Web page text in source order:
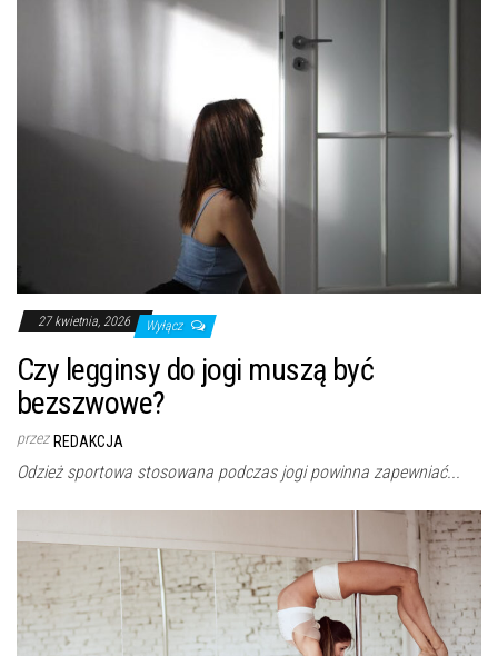
27 kwietnia, 2026 Wyłącz
Czy legginsy do jogi muszą być
bezszwowe?
przez REDAKCJA
Odzież sportowa stosowana podczas jogi powinna zapewniać...